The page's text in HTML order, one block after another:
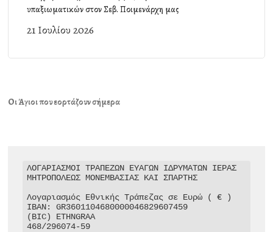
υπαξιωματικών στον Σεβ. Ποιμενάρχη μας
21 Ιουλίου 2026
Οι Άγιοι που εορτάζουν σήμερα
ΛΟΓΑΡΙΑΣΜΟΙ ΤΡΑΠΕΖΩΝ ΕΥΑΓΩΝ ΙΔΡΥΜΑΤΩΝ ΙΕΡΑΣ
ΜΗΤΡΟΠΟΛΕΩΣ ΜΟΝΕΜΒΑΣΙΑΣ ΚΑΙ ΣΠΑΡΤΗΣ
Λογαριασμός Εθνικής Τράπεζας σε Ευρώ ( € )
IBAN: GR3601104680000046829607459
(BIC) ETHNGRAA
468/296074-59